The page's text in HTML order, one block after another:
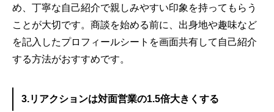
め、丁寧な自己紹介で親しみやすい印象を持ってもらう
ことが大切です。商談を始める前に、出身地や趣味など
を記入したプロフィールシートを画面共有して自己紹介
する方法がおすすめです。
3.リアクションは対面営業の1.5倍大きくする